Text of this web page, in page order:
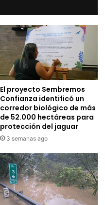
El proyecto Sembremos
Confianza identificó un
corredor biológico de más
de 52.000 hectáreas para
protección del jaguar
3 semanas ago